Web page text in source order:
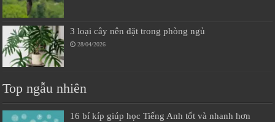
3 loại cây nên đặt trong phòng ngủ
28/04/2026
Top ngẫu nhiên
16 bí kíp giúp học Tiếng Anh tốt và nhanh hơn